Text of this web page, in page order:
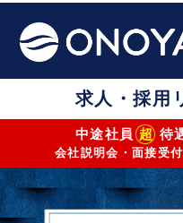
求人・採用
中途社員 超 待
会社説明会・面接受
仕事内容 募